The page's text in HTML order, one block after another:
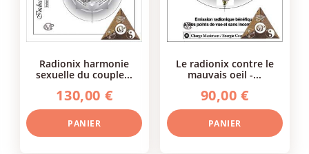
radionix harmonie
sexuelle du couple...
130,00 €
PANIER
le radionix contre le
mauvais oeil -...
90,00 €
PANIER